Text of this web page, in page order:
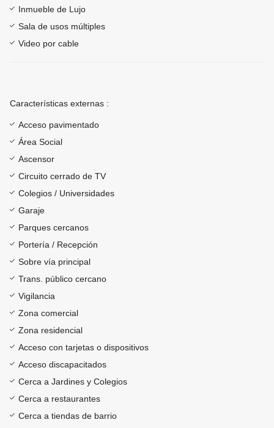
Inmueble de Lujo
Sala de usos múltiples
Video por cable
Características externas :
Acceso pavimentado
Área Social
Ascensor
Circuito cerrado de TV
Colegios / Universidades
Garaje
Parques cercanos
Portería / Recepción
Sobre vía principal
Trans. público cercano
Vigilancia
Zona comercial
Zona residencial
Acceso con tarjetas o dispositivos
Acceso discapacitados
Cerca a Jardines y Colegios
Cerca a restaurantes
Cerca a tiendas de barrio